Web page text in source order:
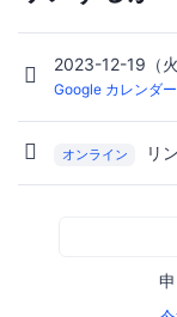
2023-12-19（
Google カレンダ
オンライン リ